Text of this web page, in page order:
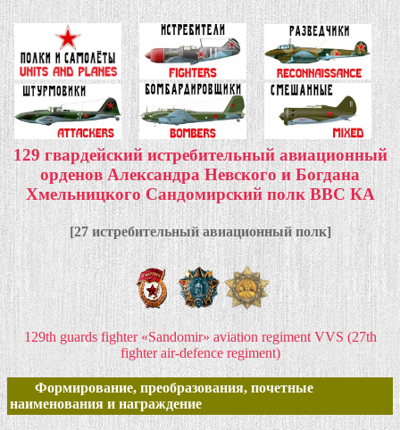
129 гвардейский истребительный авиационный
орденов Александра Невского и Богдана
Хмельницкого Сандомирский полк ВВС КА
[27 истребительный авиационный полк]
129th guards fighter «Sandomir» aviation regiment VVS (27th
fighter air-defence regiment)
Формирование, преобразования, почетные
наименования и награждение